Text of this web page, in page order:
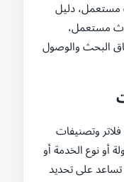
مستعمل، دليل
مستعمل،
البحث والوصول
وتصنيفات
أو نوع الخدمة أو
على تحديد